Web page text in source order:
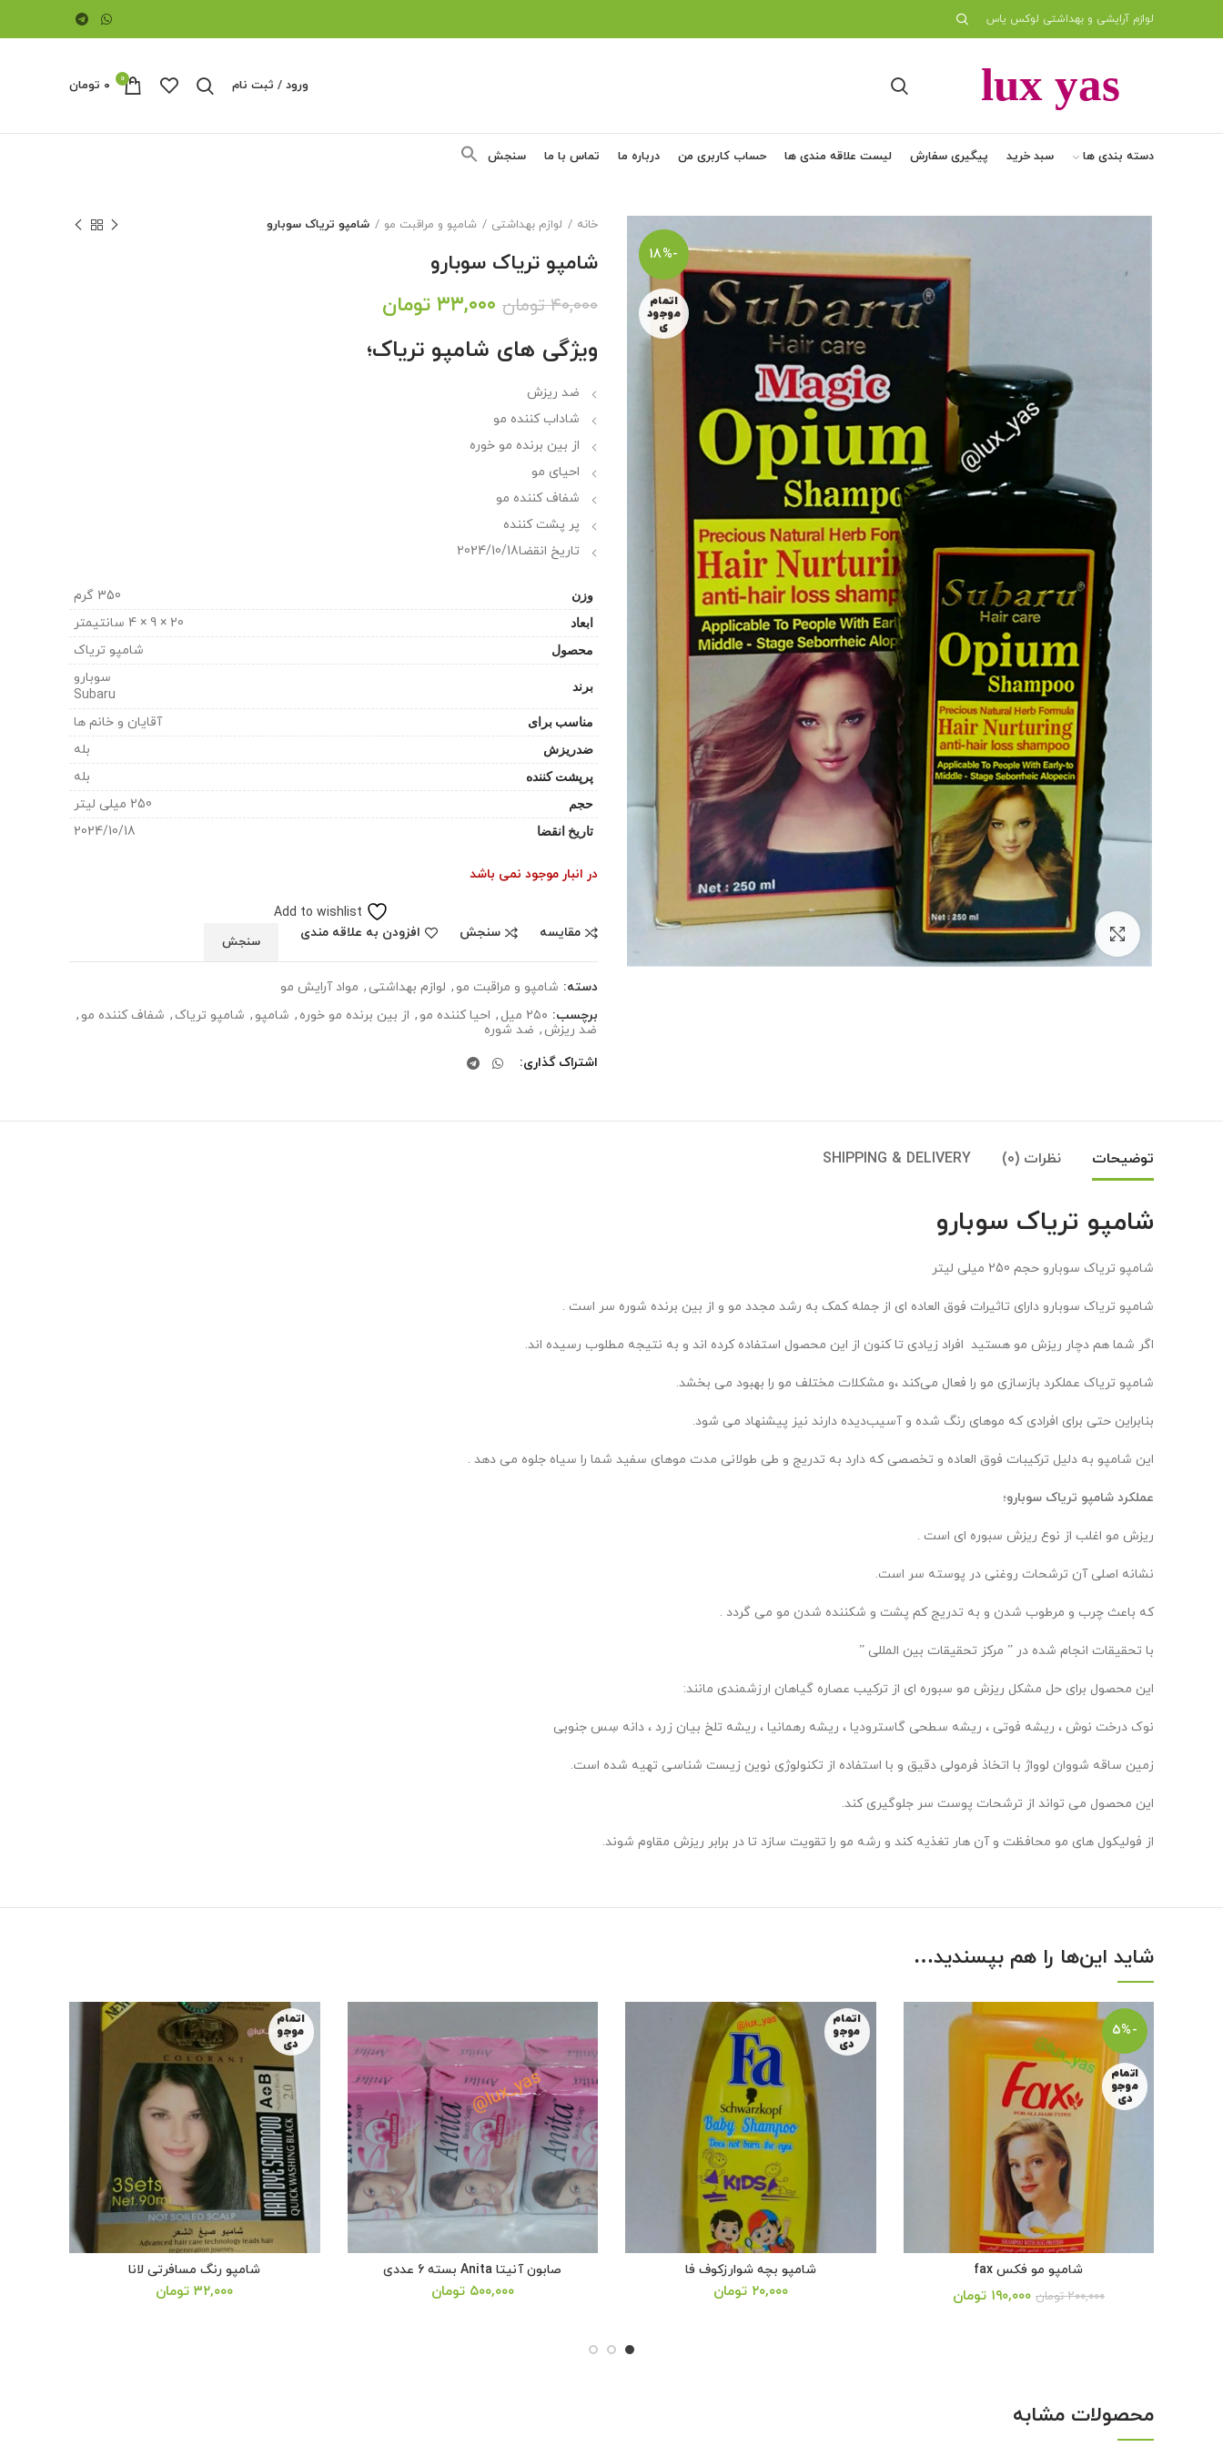
لوازم آرایشی و بهداشتی لوکس یاس
ورود / ثبت نام 0 ۰ تومان
دسته بندی ها سبد خرید پیگیری سفارش لیست علاقه مندی ها حساب کاربری من درباره ما تماس با ما سنجش
-18%
اتمام
موجود
ی
بزرگنمایی تصویر
خانه لوازم بهداشتی شامپو و مراقبت مو شامپو تریاک سوبارو
شامپو تریاک سوبارو
۴۰,۰۰۰ تومان قیمت
۴۰,۰۰۰ تومان
۳۳,۰۰۰ تومان
۳۳,۰۰۰ تومان.ویژگی های شامپو تریاک؛
ضد ریزش
شاداب کننده مو
از بین برنده مو خوره
احیای مو
شفاف کننده مو
پر پشت کننده
تاریخ انقضا2024/10/18
وزن 350 گرم
ابعاد 20 × 9 × 4 سانتیمتر
محصول شامپو تریاک
برند
سوبارو
Subaru
مناسب برای آقایان و خانم ها
ضدریزش بله
پرپشت کننده بله
حجم 250 میلی لیتر
تاریخ انقضا 2024/10/18
در انبار موجود نمی باشد
Add to wishlist
مقایسه
سنجش افزودن به علاقه مندی
سنجش
دسته: شامپو و مراقبت مو , لوازم بهداشتی , مواد آرایش مو
برچسب: ۲۵۰ میل , احیا کننده مو , از بین برنده مو خوره , شامپو , شامپو تریاک , شفاف کننده مو ,
ضد ریزش , ضد شوره
اشتراک گذاری
توضیحات نظرات (0) SHIPPING & DELIVERY
شامپو تریاک سوبارو
شامپو تریاک سوبارو حجم 250 میلی لیتر
شامپو تریاک سوبارو دارای تاثیرات فوق العاده ای از جمله کمک به رشد مجدد مو و از بین برنده شوره سر است .
اگر شما هم دچار ریزش مو هستید افراد زیادی تا کنون از این محصول استفاده کرده اند و به نتیجه مطلوب رسیده اند.
شامپو تریاک عملکرد بازسازی مو را فعال می‌کند ،و مشکلات مختلف مو را بهبود می بخشد.
بنابراین حتی برای افرادی که موهای رنگ شده و آسیب‌دیده دارند نیز پیشنهاد‌ می شود.
این شامپو به دلیل ترکیبات فوق العاده و تخصصی که دارد به تدریج و طی طولانی مدت موهای سفید شما را سیاه جلوه می دهد .
عملکرد شامپو تریاک سوبارو؛
ریزش مو اغلب از نوع ریزش سبوره ای است .
نشانه اصلی آن ترشحات روغنی در پوسته سر است.
که باعث چرب و مرطوب شدن و به تدریج کم پشت و شکننده شدن مو می گردد .
با تحقیقات انجام شده در ” مرکز تحقیقات بین المللی ”
این محصول برای حل مشکل ریزش مو سبوره ای از ترکیب عصاره گیاهان ارزشمندی مانند:
نوک درخت نوش ، ریشه فوتی ، ریشه سطحی گاسترودیا ، ریشه رهمانیا ، ریشه تلخ بیان زرد ، دانه سِس جنوبی
زمین ساقه شووان لوواژ با اتخاذ فرمولی دقیق و با استفاده از تکنولوژی نوین زیست شناسی تهیه شده است.
این محصول می تواند از ترشحات پوست سر جلوگیری کند.
از فولیکول های مو محافظت و آن هار تغذیه کند و رشه مو را تقویت سازد تا در برابر ریزش مقاوم شوند.
شاید این‌ها را هم بپسندید…
-5%
اتمام
موجو
دی
شامپو مو فکس fax
۲۰۰,۰۰۰ تومان ۱۹۰,۰۰۰ تومان
اتمام
موجو
دی
شامپو بچه شوارزکوف فا
۲۰,۰۰۰ تومان
صابون آنیتا Anita بسته 6 عددی
۵۰۰,۰۰۰ تومان
اتمام
موجو
دی
شامپو رنگ مسافرتی لانا
۳۲,۰۰۰ تومان
قیمت
محصولات مشابه